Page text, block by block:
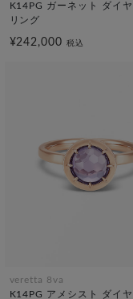
K14PG ガーネット ダイ
リング
¥242,000税込
veretta 8va
K14PG アメシスト ダイ